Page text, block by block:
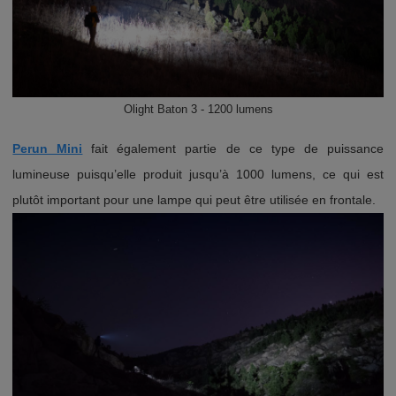
Olight Baton 3 - 1200 lumens
Perun Mini fait également partie de ce type de puissance
lumineuse puisqu’elle produit jusqu’à 1000 lumens, ce qui est
plutôt important pour une lampe qui peut être utilisée en frontale.